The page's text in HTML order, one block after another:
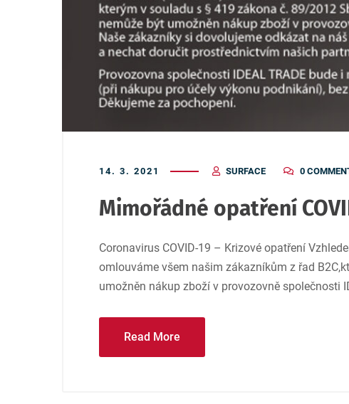
14. 3. 2021 SURFACE 0
Mimořádné opatření
Coronavirus COVID-19 – Krizové opatření
omlouváme všem našim zákazníkům z řad
umožněn nákup zboží v provozovně společnosti
Read More